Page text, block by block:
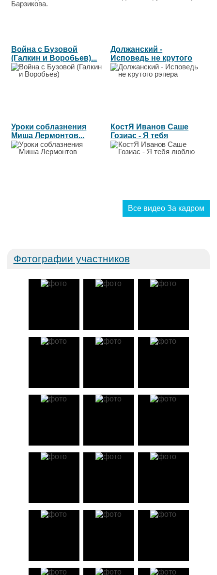
Война с Бузовой
(Галкин и Воробьев)...
Должанский -
Исповедь не крутого
рэпера...
Уроки соблазнения
Миша Лермонтов...
КостЯ Иванов Саше
Гозиас - Я тебя
люблю...
Все видео За кадром
Фотографии участников